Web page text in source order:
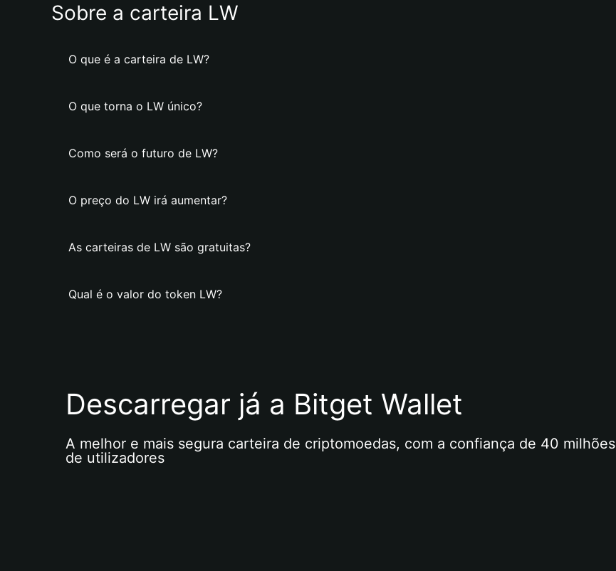
Sobre a carteira LW
O que é a carteira de LW?
O que torna o LW único?
Como será o futuro de LW?
O preço do LW irá aumentar?
As carteiras de LW são gratuitas?
Qual é o valor do token LW?
Descarregar já a Bitget Wallet
A melhor e mais segura carteira de criptomoedas, com a confiança de 40 milhões
de utilizadores